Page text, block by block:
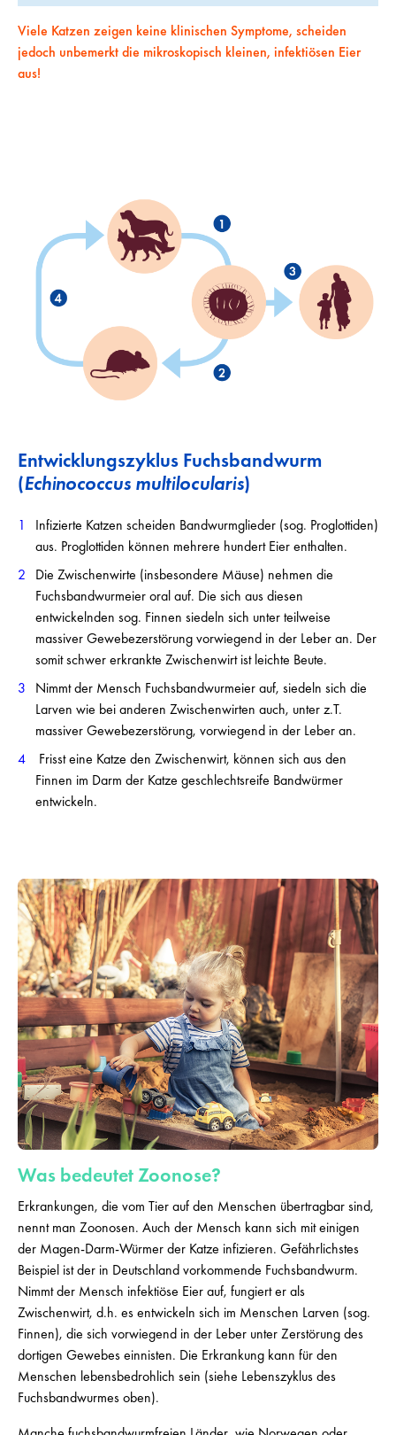
Viele Katzen zeigen keine klinischen Symptome, scheiden
jedoch unbemerkt die mikroskopisch kleinen, infektiösen Eier
aus!
Entwicklungszyklus Fuchsbandwurm
(Echinococcus multilocularis)
Infizierte Katzen scheiden Bandwurmglieder (sog. Proglottiden)
aus. Proglottiden können mehrere hundert Eier enthalten.
Die Zwischenwirte (insbesondere Mäuse) nehmen die
Fuchsbandwurmeier oral auf. Die sich aus diesen
entwickelnden sog. Finnen siedeln sich unter teilweise
massiver Gewebezerstörung vorwiegend in der Leber an. Der
somit schwer erkrankte Zwischenwirt ist leichte Beute.
Nimmt der Mensch Fuchsbandwurmeier auf, siedeln sich die
Larven wie bei anderen Zwischenwirten auch, unter z.T.
massiver Gewebezerstörung, vorwiegend in der Leber an.
Frisst eine Katze den Zwischenwirt, können sich aus den
Finnen im Darm der Katze geschlechtsreife Bandwürmer
entwickeln.
Was bedeutet Zoonose?
Erkrankungen, die vom Tier auf den Menschen übertragbar sind,
nennt man Zoonosen. Auch der Mensch kann sich mit einigen
der Magen-Darm-Würmer der Katze infizieren. Gefährlichstes
Beispiel ist der in Deutschland vorkommende Fuchsbandwurm.
Nimmt der Mensch infektiöse Eier auf, fungiert er als
Zwischenwirt, d.h. es entwickeln sich im Menschen Larven (sog.
Finnen), die sich vorwiegend in der Leber unter Zerstörung des
dortigen Gewebes einnisten. Die Erkrankung kann für den
Menschen lebensbedrohlich sein (siehe Lebenszyklus des
Fuchsbandwurmes oben).